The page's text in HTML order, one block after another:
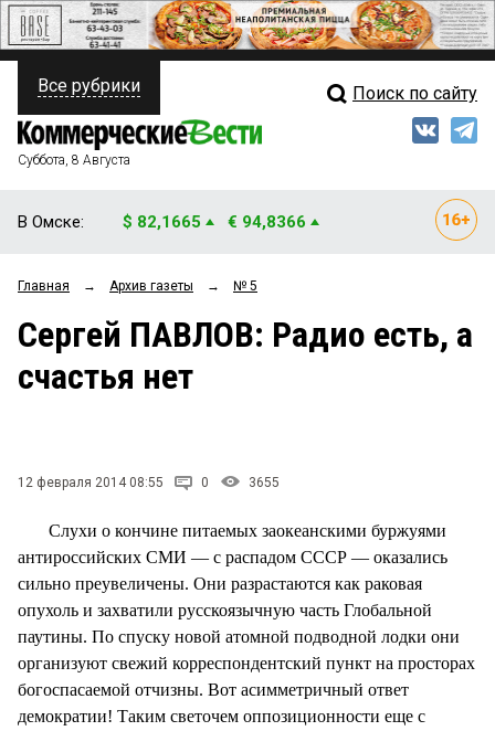
ПОЛИТИКА
ФИНАНСЫ
ОБЩЕСТВО
ЗАКОН
НОВОСТИ КОМПАНИЙ
СТИЛЬ ЖИЗНИ
Свежий выпуск
Рейтинги
Все рубрики Поиск по сайту
Суббота, 8 Августа
В Омске: $ 82,1665 € 94,8366
Главная → Архив газеты → № 5
Сергей ПАВЛОВ: Радио есть, а
счастья нет
12 февраля 2014 08:55 0 3655
Слухи о кончине питаемых заокеанскими буржуями
антироссийских СМИ — с распадом СССР — оказались
сильно преувеличены. Они разрастаются как раковая
опухоль и захватили русскоязычную часть Глобальной
паутины. По спуску новой атомной подводной лодки они
организуют свежий корреспондентский пункт на просторах
богоспасаемой отчизны. Вот асимметричный ответ
демократии! Таким светочем оппозиционности еще с